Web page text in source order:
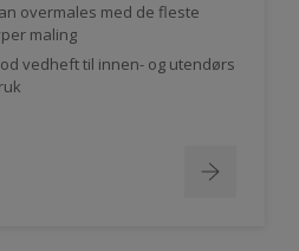
overmales med de fleste
maling
vedheft til innen- og utendørs